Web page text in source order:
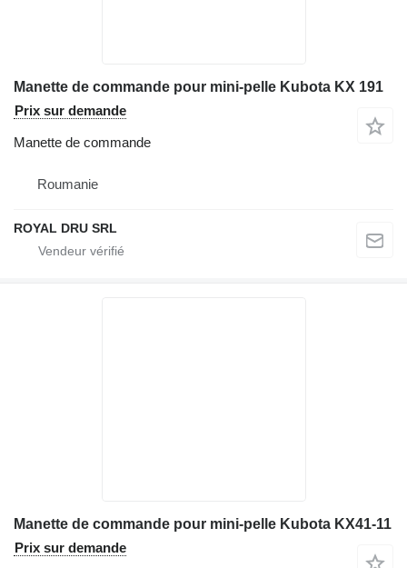
Manette de commande pour mini-pelle Kubota KX 191
Prix sur demande
Manette de commande
Roumanie
ROYAL DRU SRL
Manette de commande pour mini-pelle Kubota KX41-11
Prix sur demande